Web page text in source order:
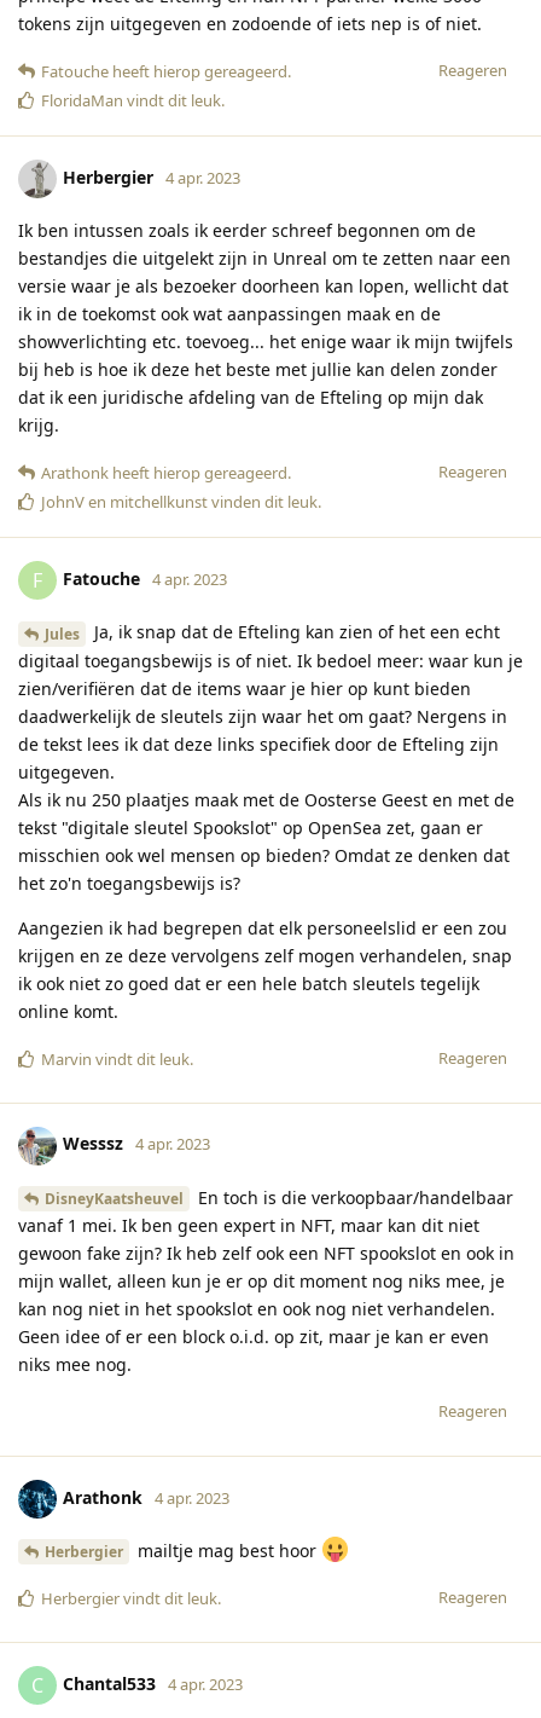
tokens zijn uitgegeven en zodoende of iets nep is of niet.
Reageren
Fatouche heeft hierop gereageerd.
FloridaMan vindt dit leuk.
Herbergier 4 apr. 2023
Ik ben intussen zoals ik eerder schreef begonnen om de
bestandjes die uitgelekt zijn in Unreal om te zetten naar een
versie waar je als bezoeker doorheen kan lopen, wellicht dat
ik in de toekomst ook wat aanpassingen maak en de
showverlichting etc. toevoeg... het enige waar ik mijn twijfels
bij heb is hoe ik deze het beste met jullie kan delen zonder
dat ik een juridische afdeling van de Efteling op mijn dak
krijg.
Reageren
Arathonk heeft hierop gereageerd.
JohnVen mitchellkunstvinden dit leuk.
F Fatouche 4 apr. 2023
Jules
Ja, ik snap dat de Efteling kan zien of het een echt
digitaal toegangsbewijs is of niet. Ik bedoel meer: waar kun je
zien/verifiëren dat de items waar je hier op kunt bieden
daadwerkelijk de sleutels zijn waar het om gaat? Nergens in
de tekst lees ik dat deze links specifiek door de Efteling zijn
uitgegeven.
Als ik nu 250 plaatjes maak met de Oosterse Geest en met de
tekst "digitale sleutel Spookslot" op OpenSea zet, gaan er
misschien ook wel mensen op bieden? Omdat ze denken dat
het zo'n toegangsbewijs is?
Aangezien ik had begrepen dat elk personeelslid er een zou
krijgen en ze deze vervolgens zelf mogen verhandelen, snap
ik ook niet zo goed dat er een hele batch sleutels tegelijk
online komt.
Reageren
Marvin vindt dit leuk.
Wesssz 4 apr. 2023
DisneyKaatsheuvel
En toch is die verkoopbaar/handelbaar
vanaf 1 mei. Ik ben geen expert in NFT, maar kan dit niet
gewoon fake zijn? Ik heb zelf ook een NFT spookslot en ook in
mijn wallet, alleen kun je er op dit moment nog niks mee, je
kan nog niet in het spookslot en ook nog niet verhandelen.
Geen idee of er een block o.i.d. op zit, maar je kan er even
niks mee nog.
Reageren
Arathonk 4 apr. 2023
Herbergier mailtje mag best hoor
Reageren
Herbergiervindt dit leuk.
C Chantal533 4 apr. 2023